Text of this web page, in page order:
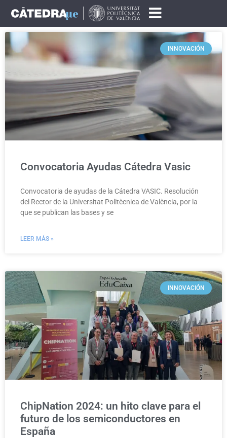
INNOVACIÓN
Convocatoria Ayudas Cátedra Vasic
Convocatoria de ayudas de la Cátedra VASIC. Resolución
del Rector de la Universitat Politècnica de València, por la
que se publican las bases y se
LEER MÁS »
INNOVACIÓN
ChipNation 2024: un hito clave para el
futuro de los semiconductores en
España